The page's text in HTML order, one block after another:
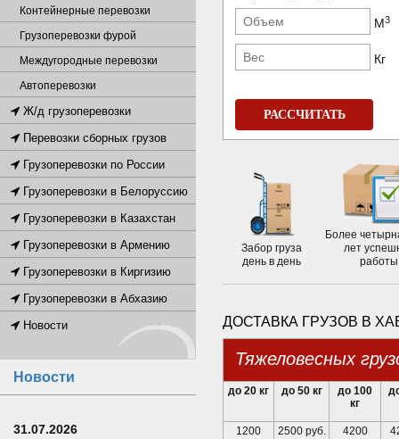
М3
Кг
РАССЧИТАТЬ
Забор груза
день в день
Более
лет
работы
ДОСТАВКА ГРУЗОВ В
Тяжеловесных
до 20 кг до 50 кг
до 100
кг
1200
2500 руб.
4200
Контейнерные перевозки
Грузоперевозки фурой
Междугородные перевозки
Автоперевозки
Ж/д грузоперевозки
Перевозки сборных грузов
Грузоперевозки по России
Грузоперевозки в Белоруссию
Грузоперевозки в Казахстан
Грузоперевозки в Армению
Грузоперевозки в Киргизию
Грузоперевозки в Абхазию
Новости
Новости
31.07.2026